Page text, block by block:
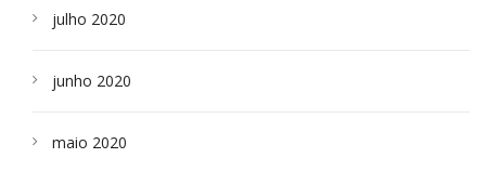
julho 2020
junho 2020
maio 2020